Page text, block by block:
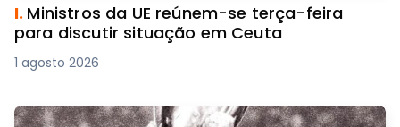
I. Ministros da UE reúnem-se terça-feira
para discutir situação em Ceuta
1 agosto 2026